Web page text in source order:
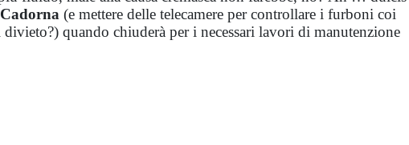
(e mettere delle telecamere per controllare i furboni coi
quando chiuderà per i necessari lavori di manutenzione